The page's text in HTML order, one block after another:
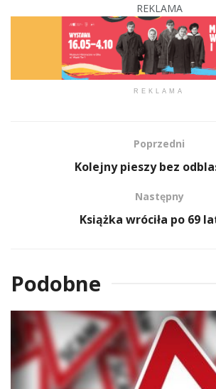
REKLAMA
REKLAMA
Poprzedni
Kolejny pieszy bez
Następny
Książka wróciła po 69
Podobne